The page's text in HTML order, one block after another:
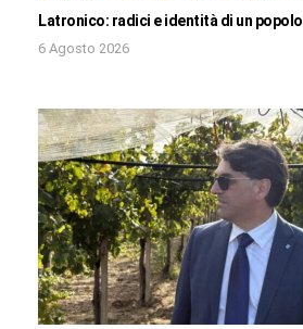
Latronico: radici e identità di un popolo
6 Agosto 2026